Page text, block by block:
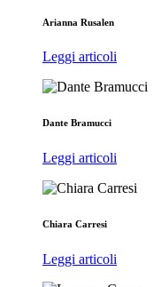
Arianna Rusalen
Leggi articoli
Dante Bramucci
Leggi articoli
Chiara Carresi
Leggi articoli